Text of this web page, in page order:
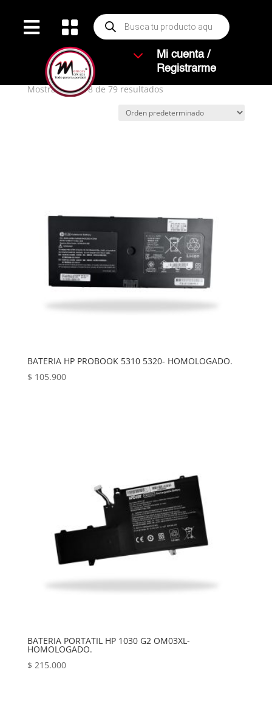
  Búsqueda
de
productos
3
Mi cuenta /
Registrarme
/ HP
HP
Mostrando 1–18 de 79 resultados
BATERIA HP PROBOOK 5310 5320- HOMOLOGADO.
$ 105.900
BATERIA PORTATIL HP 1030 G2 OM03XL-
HOMOLOGADO.
$ 215.000